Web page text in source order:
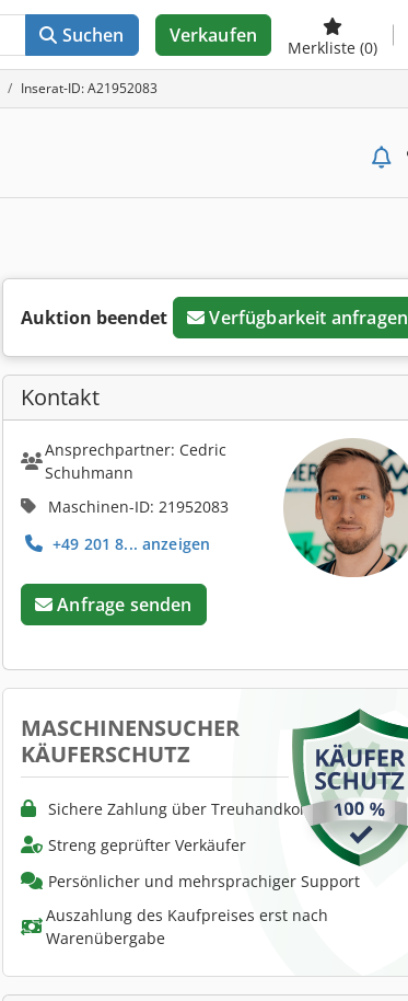
Suchen Verkaufen
Merkliste (0)
Inserat-ID: A21952083
Auktion beendet Verfügbarkeit anfragen
Kontakt
Ansprechpartner: Cedric
Schuhmann
Maschinen-ID: 21952083
+49 201 8... anzeigen
Anfrage senden
MASCHINENSUCHER
KÄUFERSCHUTZ
Sichere Zahlung über Treuhandkonto
Streng geprüfter Verkäufer
Persönlicher und mehrsprachiger Support
Auszahlung des Kaufpreises erst nach
Warenübergabe